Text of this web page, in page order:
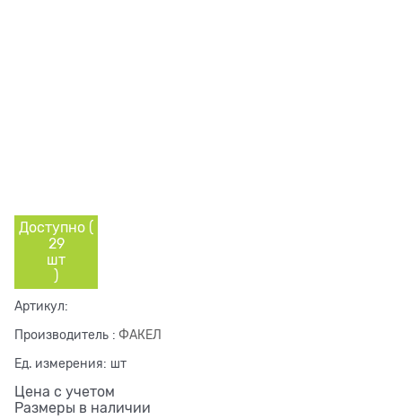
Доступно (
29
шт
)
Артикул:
Производитель : ФАКЕЛ
Ед. измерения: шт
Цена с учетом
Размеры в наличии